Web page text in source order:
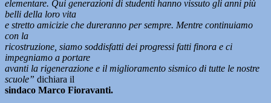
elementare. Qui generazioni di studenti hanno vissuto gli anni più
belli della loro vita
e stretto amicizie che dureranno per sempre. Mentre continuiamo
con la
ricostruzione, siamo soddisfatti dei progressi fatti finora e ci
impegniamo a portare
avanti la rigenerazione e il miglioramento sismico di tutte le nostre
scuole” dichiara il
sindaco Marco Fioravanti.